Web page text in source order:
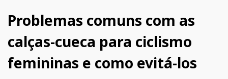
Problemas comuns com as
calças-cueca para ciclismo
femininas e como evitá-los